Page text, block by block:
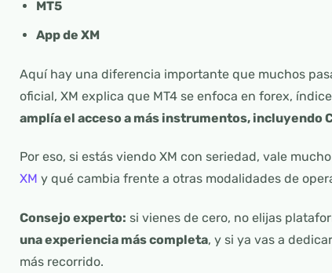
MT5
App de XM
Aquí hay una diferencia importante que muchos
oficial, XM explica que MT4 se enfoca en forex,
amplía el acceso a más instrumentos, incluyendo
Por eso, si estás viendo XM con seriedad, vale
XM y qué cambia frente a otras modalidades de
Consejo experto: si vienes de cero, no elijas
una experiencia más completa, y si ya vas a
más recorrido.